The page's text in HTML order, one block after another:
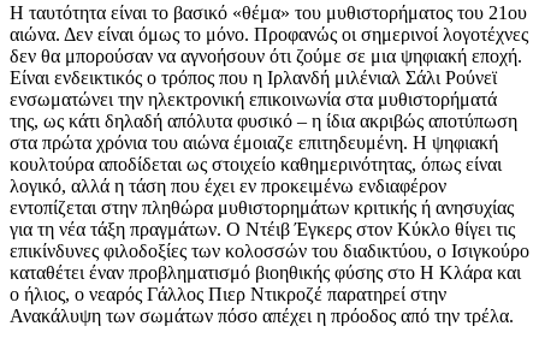
Η ταυτότητα είναι το βασικό «θέμα» του μυθιστορήματος του 21ου
αιώνα. Δεν είναι όμως το μόνο. Προφανώς οι σημερινοί λογοτέχνες
δεν θα μπορούσαν να αγνοήσουν ότι ζούμε σε μια ψηφιακή εποχή.
Είναι ενδεικτικός ο τρόπος που η Ιρλανδή μιλένιαλ Σάλι Ρούνεϊ
ενσωματώνει την ηλεκτρονική επικοινωνία στα μυθιστορήματά
της, ως κάτι δηλαδή απόλυτα φυσικό – η ίδια ακριβώς αποτύπωση
στα πρώτα χρόνια του αιώνα έμοιαζε επιτηδευμένη. Η ψηφιακή
κουλτούρα αποδίδεται ως στοιχείο καθημερινότητας, όπως είναι
λογικό, αλλά η τάση που έχει εν προκειμένω ενδιαφέρον
εντοπίζεται στην πληθώρα μυθιστορημάτων κριτικής ή ανησυχίας
για τη νέα τάξη πραγμάτων. Ο Ντέιβ Έγκερς στον Κύκλο θίγει τις
επικίνδυνες φιλοδοξίες των κολοσσών του διαδικτύου, ο Ισιγκούρο
καταθέτει έναν προβληματισμό βιοηθικής φύσης στο Η Κλάρα και
ο ήλιος, ο νεαρός Γάλλος Πιερ Ντικροζέ παρατηρεί στην
Ανακάλυψη των σωμάτων πόσο απέχει η πρόοδος από την τρέλα.